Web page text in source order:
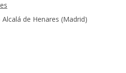
de Henares (Madrid)